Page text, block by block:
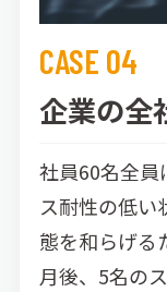
CASE 04
企業の全
社員60名全員
ス耐性の低い
態を和らげる
月後、5名の